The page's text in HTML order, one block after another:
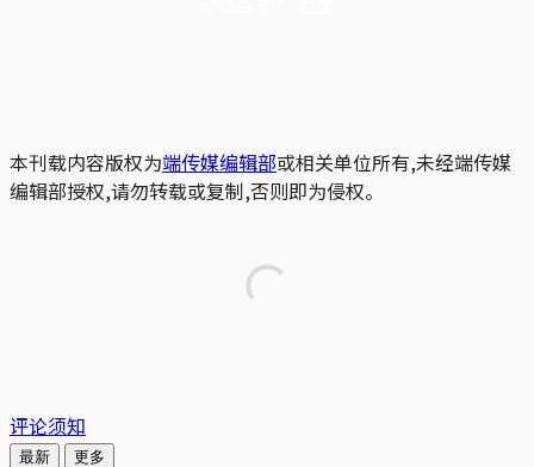
本刊载内容版权为端传媒编辑部或相关单位所有,未经端传媒
编辑部授权,请勿转载或复制,否则即为侵权。
评论须知
最新 更多